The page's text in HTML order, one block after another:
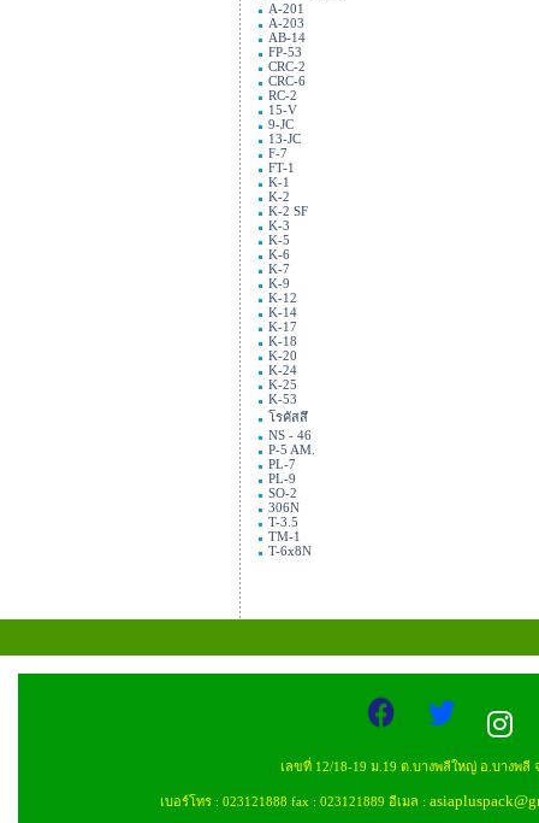
A-201
A-203
AB-14
FP-53
CRC-2
CRC-6
RC-2
15-V
9-JC
13-JC
F-7
FT-1
K-1
K-2
K-2 SF
K-3
K-5
K-6
K-7
K-9
K-12
K-14
K-17
K-18
K-20
K-24
K-25
K-53
โรคัสสึ
NS - 46
P-5 AM.
PL-7
PL-9
SO-2
306N
T-3.5
TM-1
T-6x8N
เลขที่ 12/18-19 ม.19 ต.บางพลีใหญ่ อ.บางพลี
เบอร์โทร : 023121888 fax : 023121889 อีเมล :